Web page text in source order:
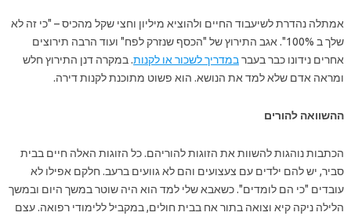
אמתלה נהדרת לשיעבוד החיים ולהוציא מיליון וחצי שקל מהכיס – "כי זה לא
שלך ב 100%". אגב התירוץ של "הכסף שנזרק לפח" ועוד הרבה תירוצים
אחרים נידונו כבר בעברבמדריך לשכור או לקנות. במקרה דנן התירוץ חלש
ומראה אדם שלא למד את הנושא. הוא פשוט מתוכנת לקנות דירה.
ההשוואה להורים
הכתבות נוהגות להשוות את הזוגות להוריהם. כל הזוגות האלה חיים בבית
סביר, יש להם ילדים עם צעצועים והם לא גוועים ברעב. חלקם אפילו לא
עובדים "כי הם לומדים". כשאבא שלי למד הוא היה שוטר במשך היום ובמשך
הלילה ניקה קיא וצואה בתור אח בבית חולים, במקביל ללימודי רפואה. עצם